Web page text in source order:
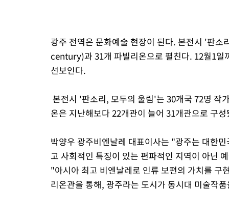
광주 전역은 문화예술 현장이 된다. 본전시 '판
century)과 31개 파빌리온으로 펼친다. 12월1일
선보인다.
본전시 '판소리, 모두의 울림'는 30개국 72명 작
온은 지난해보다 22개관이 늘어 31개관으로 구
박양우 광주비엔날레 대표이사는 "광주는 대한
고 사회적인 특징이 있는 편파적인 지역이 아닌
"아시아 최고 비엔날레로 인류 보편의 가치를 구
리온관을 통해, 광주라는 도시가 동시대 미술작